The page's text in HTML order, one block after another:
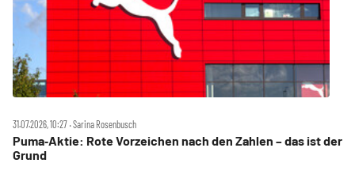
31.07.2026, 10:27 ‧ Sarina Rosenbusch
Puma‑Aktie: Rote Vorzeichen nach den Zahlen – das ist der
Grund